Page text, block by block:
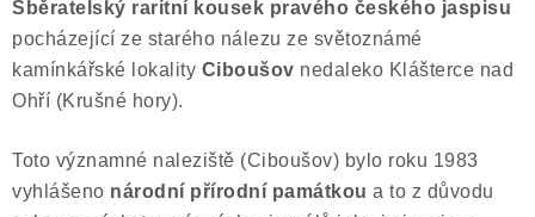
Ochrana osobních údajů
Výkup minerálů a drahých kamenů
Formulář pro uplatnění reklamace
Sběratelský raritní kousek pravého českého jaspisu
pocházející ze starého nálezu ze světoznámé
kamínkářské lokality Ciboušov nedaleko Klášterce nad
Ohří (Krušné hory).
Toto významné naleziště (Ciboušov) bylo roku 1983
vyhlášeno národní přírodní památkou a to z důvodu